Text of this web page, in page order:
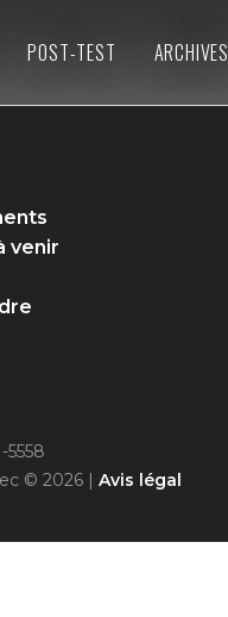
POST-TEST ARCHIVES
venir
5558
© 2026 | Avis légal